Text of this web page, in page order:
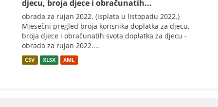
djecu, broja djece i obračunatih...
obrada za rujan 2022. (isplata u listopadu 2022.)
Mjesečni pregled broja korisnika doplatka za djecu,
broja djece i obračunatih svota doplatka za djecu -
obrada za rujan 2022....
CSV XLSX XML